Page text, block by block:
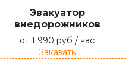
Эвакуатор
внедорожников
от 1 990 руб / час
Заказать